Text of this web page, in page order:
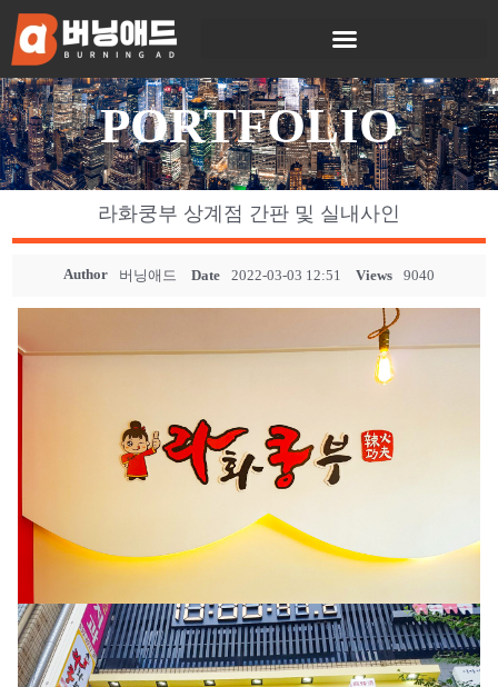
PORTFOLIO
라화쿵부 상계점 간판 및 실내사인
Author 버닝애드 Date 2022-03-03 12:51 Views 9040